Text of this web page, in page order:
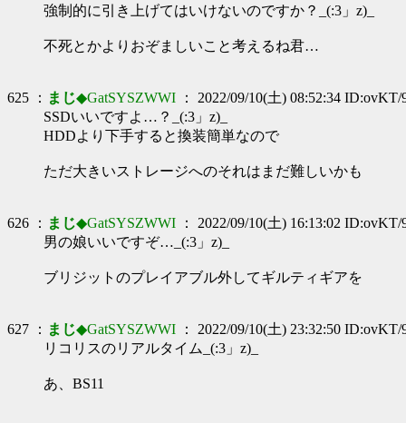
強制的に引き上げてはいけないのですか？_(:3」z)_
不死とかよりおぞましいこと考えるね君…
625 ： まじ◆GatSYSZWWI ： 2022/09/10(土) 08:52:34 ID:ovKT/
SSDいいですよ…？_(:3」z)_
HDDより下手すると換装簡単なので
ただ大きいストレージへのそれはまだ難しいかも
626 ： まじ◆GatSYSZWWI ： 2022/09/10(土) 16:13:02 ID:ovKT/
男の娘いいですぞ…_(:3」z)_
ブリジットのプレイアブル外してギルティギアを
627 ： まじ◆GatSYSZWWI ： 2022/09/10(土) 23:32:50 ID:ovKT/
リコリスのリアルタイム_(:3」z)_
あ、BS11